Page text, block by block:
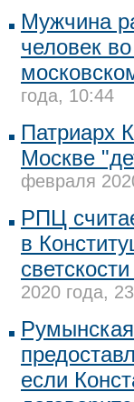
Мужчина
человек
года, 10:44
Патриарх
Москве
февраля
РПЦ
в
2020 года,
если